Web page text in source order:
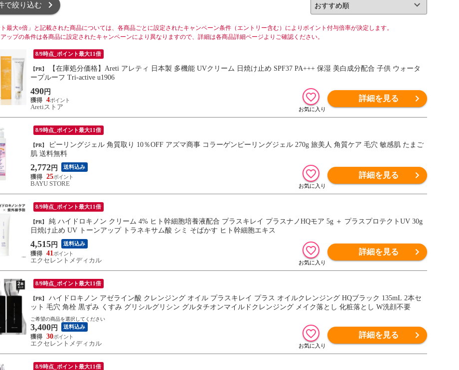
で絞り込む
ト最大○倍」と記載された商品については、各商品ごとに設定されたキャンペーン条件（エントリー含む）によりポイント付与倍率が決定します。
ップの条件は各商品に設定されたキャンペーンにより異なりますので、詳細は各商品詳細ページよりご確認ください。
8/9時点_ポイント最大11倍
【PR】
ープルーフ Tri-active u1906
490 円
4
Aretiストア
詳細を見る
8/9時点_ポイント最大11倍
【PR】
肌 送料無料
2,772 円 送料込み
25
BAYU STORE
詳細を見る
8/9時点_ポイント最大11倍
【PR】
日焼け止め UV トーンアップ トラネキサム酸 シミ そばかす ヒト幹細胞エキス
4,515 円 送料込み
41
エクセレントメディカル
詳細を見る
8/9時点_ポイント最大11倍
【PR】
ット 毛穴 角栓 黒ずみ くすみ グリシルグリシン グルタチオンマイルドクレンジング メイク落とし 化粧落とし W洗顔不要
ご希望の商品を選択してください
3,400 円 送料込み
30
エクセレントメディカル
詳細を見る
8/9時点_ポイント最大11倍